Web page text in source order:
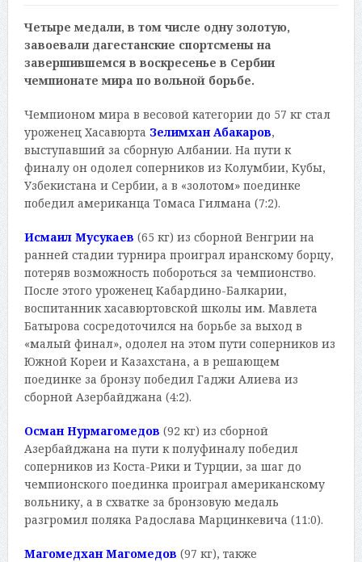
Четыре медали, в том числе одну золотую,
завоевали дагестанские спортсмены на
завершившемся в воскресенье в Сербии
чемпионате мира по вольной борьбе.
Чемпионом мира в весовой категории до 57 кг стал
уроженец Хасавюрта Зелимхан Абакаров,
выступавший за сборную Албании. На пути к
финалу он одолел соперников из Колумбии, Кубы,
Узбекистана и Сербии, а в «золотом» поединке
победил американца Томаса Гилмана (7:2).
Исмаил Мусукаев (65 кг) из сборной Венгрии на
ранней стадии турнира проиграл иранскому борцу,
потеряв возможность побороться за чемпионство.
После этого уроженец Кабардино-Балкарии,
воспитанник хасавюртовской школы им. Мавлета
Батырова сосредоточился на борьбе за выход в
«малый финал», одолел на этом пути соперников из
Южной Кореи и Казахстана, а в решающем
поединке за бронзу победил Гаджи Алиева из
сборной Азербайджана (4:2).
Осман Нурмагомедов (92 кг) из сборной
Азербайджана на пути к полуфиналу победил
соперников из Коста-Рики и Турции, за шаг до
чемпионского поединка проиграл американскому
вольнику, а в схватке за бронзовую медаль
разгромил поляка Радослава Марцинкевича (11:0).
Магомедхан Магомедов (97 кг), также